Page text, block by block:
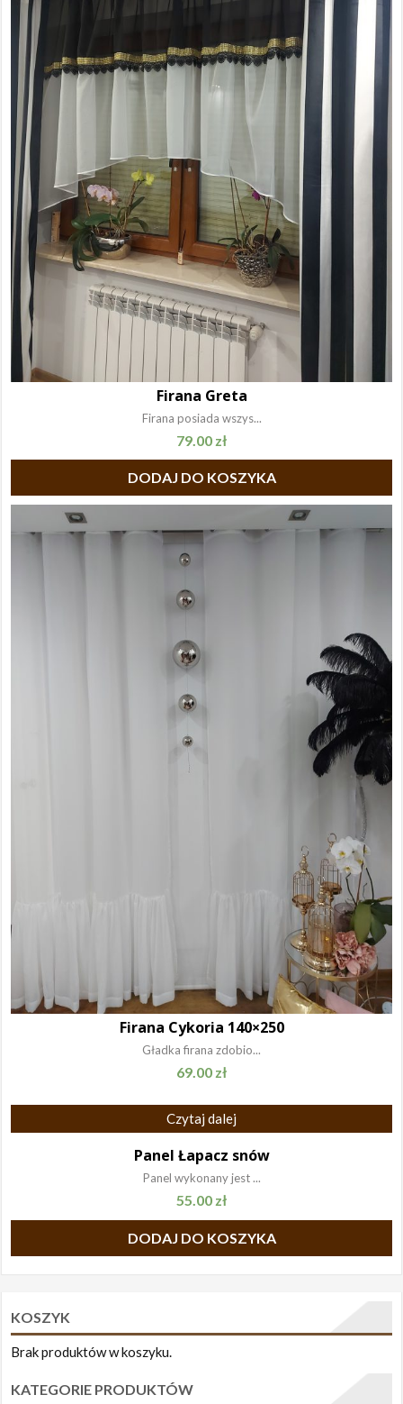
Firana Greta
Firana posiada wszys...
79.00 zł
DODAJ DO KOSZYKA
Firana Cykoria 140×250
Gładka firana zdobio...
69.00 zł
Czytaj dalej
Panel Łapacz snów
Panel wykonany jest ...
55.00 zł
DODAJ DO KOSZYKA
KOSZYK
Brak produktów w koszyku.
KATEGORIE PRODUKTÓW